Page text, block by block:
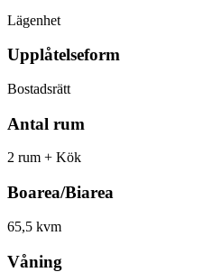
Lägenhet
Upplåtelseform
Bostadsrätt
Antal rum
2 rum + Kök
Boarea/Biarea
65,5 kvm
Våning